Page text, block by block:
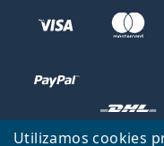
Utilizamos cookies